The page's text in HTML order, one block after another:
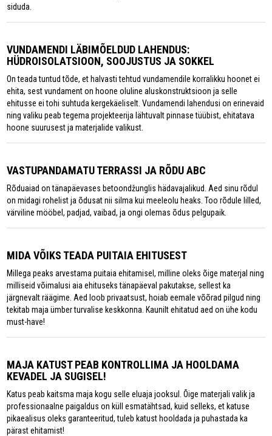
siduda.
VUNDAMENDI LÄBIMÕELDUD LAHENDUS:
HÜDROISOLATSIOON, SOOJUSTUS JA SOKKEL
On teada tuntud tõde, et halvasti tehtud vundamendile korralikku hoonet ei
ehita, sest vundament on hoone oluline aluskonstruktsioon ja selle
ehitusse ei tohi suhtuda kergekäeliselt. Vundamendi lahendusi on erinevaid
ning valiku peab tegema projekteerija lähtuvalt pinnase tüübist, ehitatava
hoone suurusest ja materjalide valikust.
VASTUPANDAMATU TERRASSI JA RÕDU ABC
Rõduaiad on tänapäevases betoondžunglis hädavajalikud. Aed sinu rõdul
on midagi rohelist ja õdusat nii silma kui meeleolu heaks. Too rõdule lilled,
värviline mööbel, padjad, vaibad, ja ongi olemas õdus pelgupaik.
MIDA VÕIKS TEADA PUITAIA EHITUSEST
Millega peaks arvestama puitaia ehitamisel, milline oleks õige materjal ning
milliseid võimalusi aia ehituseks tänapäeval pakutakse, sellest ka
järgnevalt räägime. Aed loob privaatsust, hoiab eemale võõrad pilgud ning
tekitab maja ümber turvalise keskkonna. Kaunilt ehitatud aed on ühe kodu
must-have!
MAJA KATUST PEAB KONTROLLIMA JA HOOLDAMA
KEVADEL JA SUGISEL!
Katus peab kaitsma maja kogu selle eluaja jooksul. Õige materjali valik ja
professionaalne paigaldus on küll esmatähtsad, kuid selleks, et katuse
pikaealisus oleks garanteeritud, tuleb katust hooldada ja puhastada ka
pärast ehitamist!